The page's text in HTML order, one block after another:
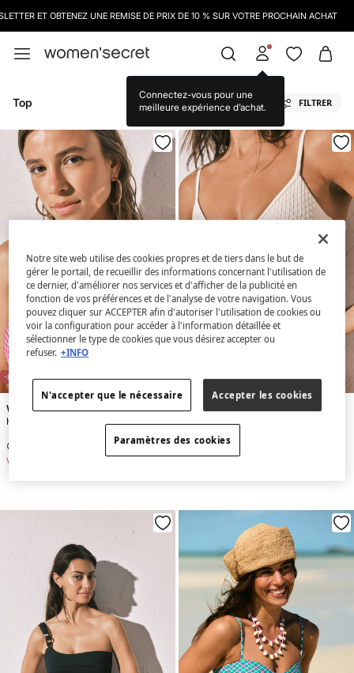
ET OBTENEZ UNE REMISE DE PRIX DE 10 % SUR VOTRE PROCHAIN ACHAT
Connectez-vous pour une
meilleure expérience d’achat.
Top FILTRER
-86%
Women'secret
Haut bikini bandeau à carreaux vichy rose lurex
Vous économisez
Women'secret
€ 9,99
Notre site web utilise des cookies propres et de tiers dans le but de
gérer le portail, de recueillir des informations concernant l'utilisation de
ce dernier, d'améliorer nos services et d'afficher de la publicité en
fonction de vos préférences et de l'analyse de votre navigation. Vous
pouvez cliquer sur ACCEPTER afin d'autoriser l'utilisation de cookies ou
voir la configuration pour accéder à l'information détaillée et
sélectionner le type de cookies que vous désirez accepter ou
refuser. +INFO
N'accepter que le nécessaire Accepter les cookies
Paramètres des cookies